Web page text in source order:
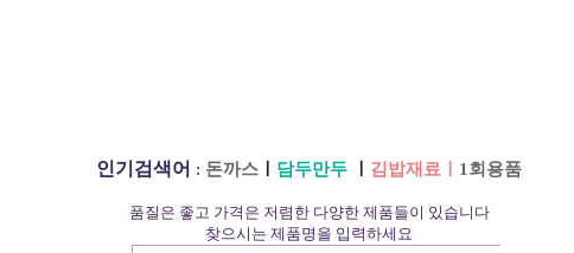
인기검색어 : 돈까스 담두만두 김밥재료 1회용품
품질은 좋고 가격은 저렴한 다양한 제품들이 있습니다
찾으시는 제품명을 입력하세요